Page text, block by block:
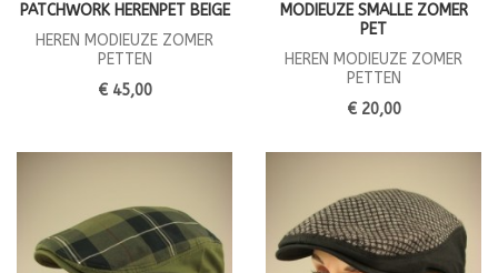
PATCHWORK HERENPET BEIGE
HEREN MODIEUZE ZOMER
PETTEN
€ 45,00
MODIEUZE SMALLE ZOMER
PET
HEREN MODIEUZE ZOMER
PETTEN
€ 20,00